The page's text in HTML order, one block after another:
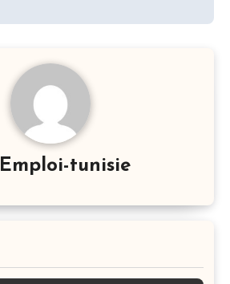
Emploi-tunisie